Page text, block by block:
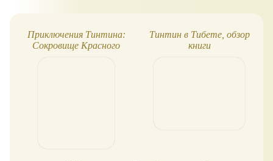
Приключения Тинтина:
Сокровище Красного
Тинтин в Тибете, обзор
книги